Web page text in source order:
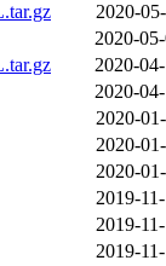
2020-
2020-
2020-
2020-
2020-
2020-
2020-
2019-
2019-
2019-